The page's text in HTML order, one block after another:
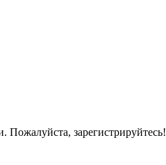
Пожалуйста, зарегистрируйтесь!